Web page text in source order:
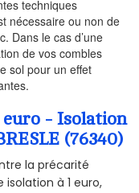
techniques
nécessaire ou non de
Dans le cas d’une
de vos combles
sol pour un effet
euro - Isolation
(76340)
la précarité
à 1 euro,